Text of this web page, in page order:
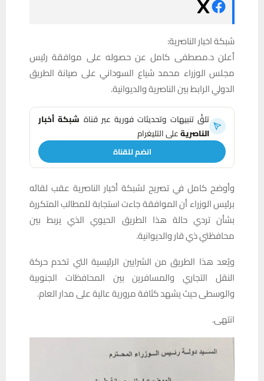
شبكة اخبار الناصرية:
أعلن د.مصطفى كامل عن حصوله على موافقة رئيس
مجلس الوزراء محمد شياع السوداني على صيانة الطريق
الدولي الرابط بين الناصرية والديوانية.
تلقَّ تنبيهات وتحديثات فورية عبر قناة شبكة أخبار
الناصريةعلى التليغرام
انضم للقناة
وأوضح كامل في تصريح لشبكة أخبار الناصرية عقب لقائه
برئيس الوزراء أن الموافقة جاءت استجابة للمطالب المتكررة
بشأن تردي حالة هذا الطريق الحيوي الذي يربط بين
محافظتي ذي قار والديوانية.
ويُعد هذا الطريق من الشرايين الرئيسية التي تخدم حركة
النقل التجاري والمسافرين بين المحافظات الجنوبية
والوسطى حيث يشهد كثافة مرورية عالية على مدار العام.
انتهى.